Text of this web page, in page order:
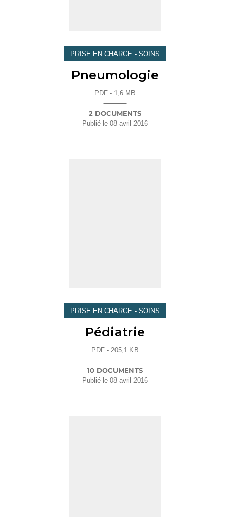
PRISE EN CHARGE - SOINS
Pneumologie
PDF - 1,6 MB
2 DOCUMENTS
Publié le 08 avril 2016
PRISE EN CHARGE - SOINS
Pédiatrie
PDF - 205,1 KB
10 DOCUMENTS
Publié le 08 avril 2016